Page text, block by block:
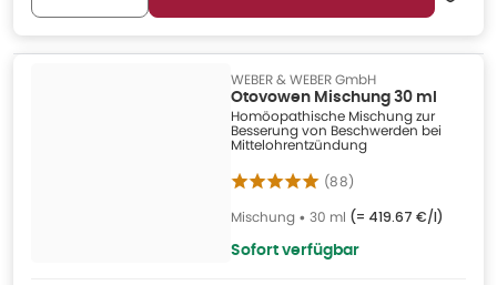
WEBER & WEBER GmbH
Otovowen Mischung 30 ml
Homöopathische Mischung zur
Besserung von Beschwerden bei
Mittelohrentzündung
(88)
Mischung • 30 ml (= 419.67 €/l)
Sofort verfügbar